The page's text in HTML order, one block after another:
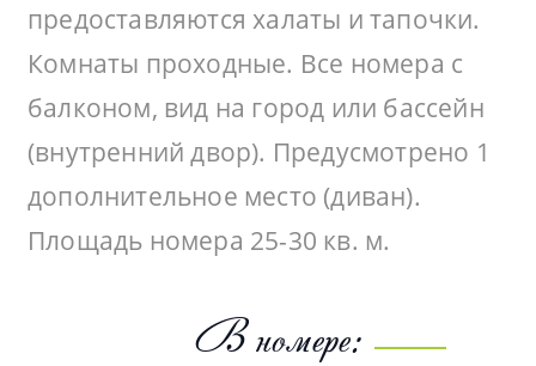
предоставляются халаты и тапочки.
Комнаты проходные. Все номера с
балконом, вид на город или бассейн
(внутренний двор). Предусмотрено 1
дополнительное место (диван).
Площадь номера 25-30 кв. м.
В номере: